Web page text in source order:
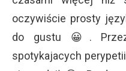
oczywiście prosty
do gustu 😀.
spotykajacych